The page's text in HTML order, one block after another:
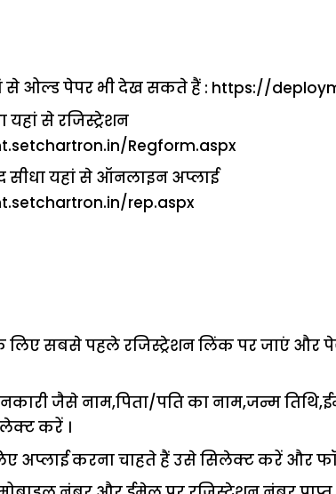
ओल्ड पेपर भी देख सकते हैं : https://
से रजिस्ट्रेशन
Regform.aspx
सीधा यहां से ऑनलाइन अप्लाई
rep.aspx
सबसे पहले रजिस्ट्रेशन लिंक पर जाएं और
जैसे नाम,पिता/पति का नाम,जन्म
करें ।
अप्लाई करना चाहते हैं उसे सिलेक्ट करें और